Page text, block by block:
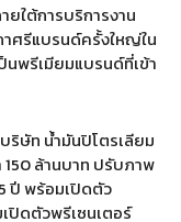
ยใต้การบริการงาน
าศรีแบรนด์ครั้งใหญ่ใน
พรีเมียมแบรนด์ที่เข้า
ริษัท น้ำมันปิโตรเลียม
150ล้านบาท ปรับภาพ
ปี พร้อมเปิดตัว
ปิดตัวพรีเซนเตอร์